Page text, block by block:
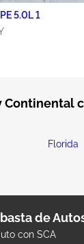
5.0L 1
Continental
Florida
de
con SCA